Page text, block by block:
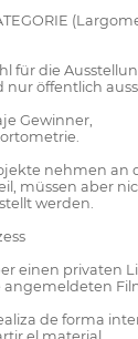
für die
nur öffentlich
Gewinner,
nehmen an
müssen aber
werden.
einen privaten
angemeldeten
de forma